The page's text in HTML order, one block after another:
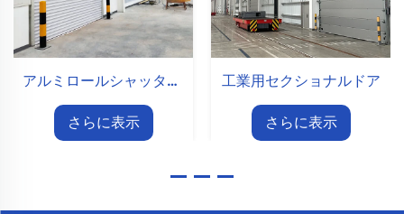
アルミロールシャッタードア
さらに表示
工業用セクショナルドア
さらに表示